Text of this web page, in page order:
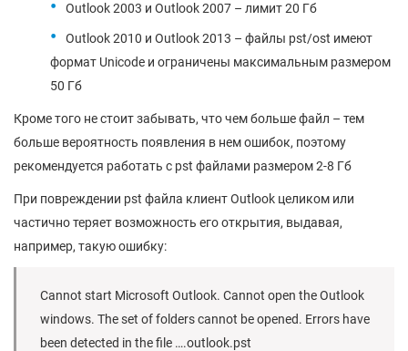
Outlook 2003 и Outlook 2007 – лимит 20 Гб
Outlook 2010 и Outlook 2013 – файлы pst/ost имеют
формат Unicode и ограничены максимальным размером
50 Гб
Кроме того не стоит забывать, что чем больше файл – тем
больше вероятность появления в нем ошибок, поэтому
рекомендуется работать с pst файлами размером 2-8 Гб
При повреждении pst файла клиент Outlook целиком или
частично теряет возможность его открытия, выдавая,
например, такую ошибку:
Cannot start Microsoft Outlook. Cannot open the Outlook
windows. The set of folders cannot be opened. Errors have
been detected in the file ….outlook.pst